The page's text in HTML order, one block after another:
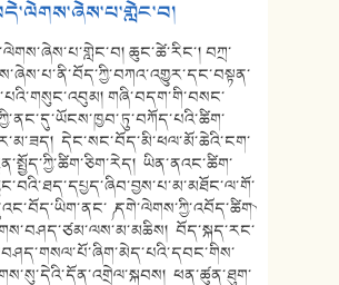
ཆུང་ཚེ་རིང་། བཀྲ་
གཞི་བདག་གི་བསང་
དེང་སང་བོད་མི་ཕལ་མོ་ཆེའི་ངག་
ཡིན་ནའང་ཚིག་
༼ དགེ་ལེགས་ཀྱི་འབོད་ཚིག ༽
བོད་སྐད་རང་
ཕན་ཚུན་ཐུག་